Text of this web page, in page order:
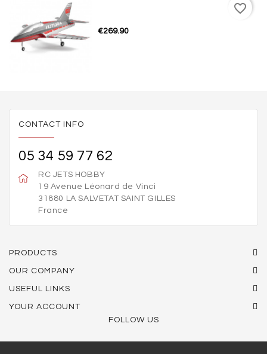
€269.90
favorite_border
CONTACT INFO
05 34 59 77 62
RC JETS HOBBY
19 Avenue Léonard de Vinci
31880 LA SALVETAT SAINT GILLES
France
PRODUCTS
OUR COMPANY
USEFUL LINKS
YOUR ACCOUNT
FOLLOW US